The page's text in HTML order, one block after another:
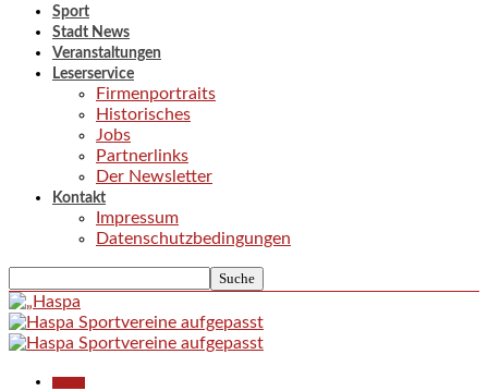
Sport
Stadt News
Veranstaltungen
Leserservice
Firmenportraits
Historisches
Jobs
Partnerlinks
Der Newsletter
Kontakt
Impressum
Datenschutzbedingungen